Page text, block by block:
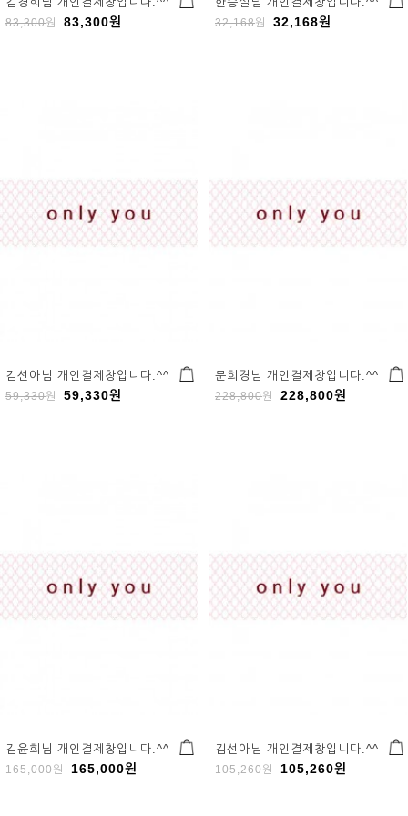
83,300원 83,300원 32,168원 32,168원
김선아님 개인결제창입니다.^^
59,330원 59,330원
문희경님 개인결제창입니다.^^
228,800원 228,800원
김윤희님 개인결제창입니다.^^
165,000원 165,000원
김선아님 개인결제창입니다.^^
105,260원 105,260원